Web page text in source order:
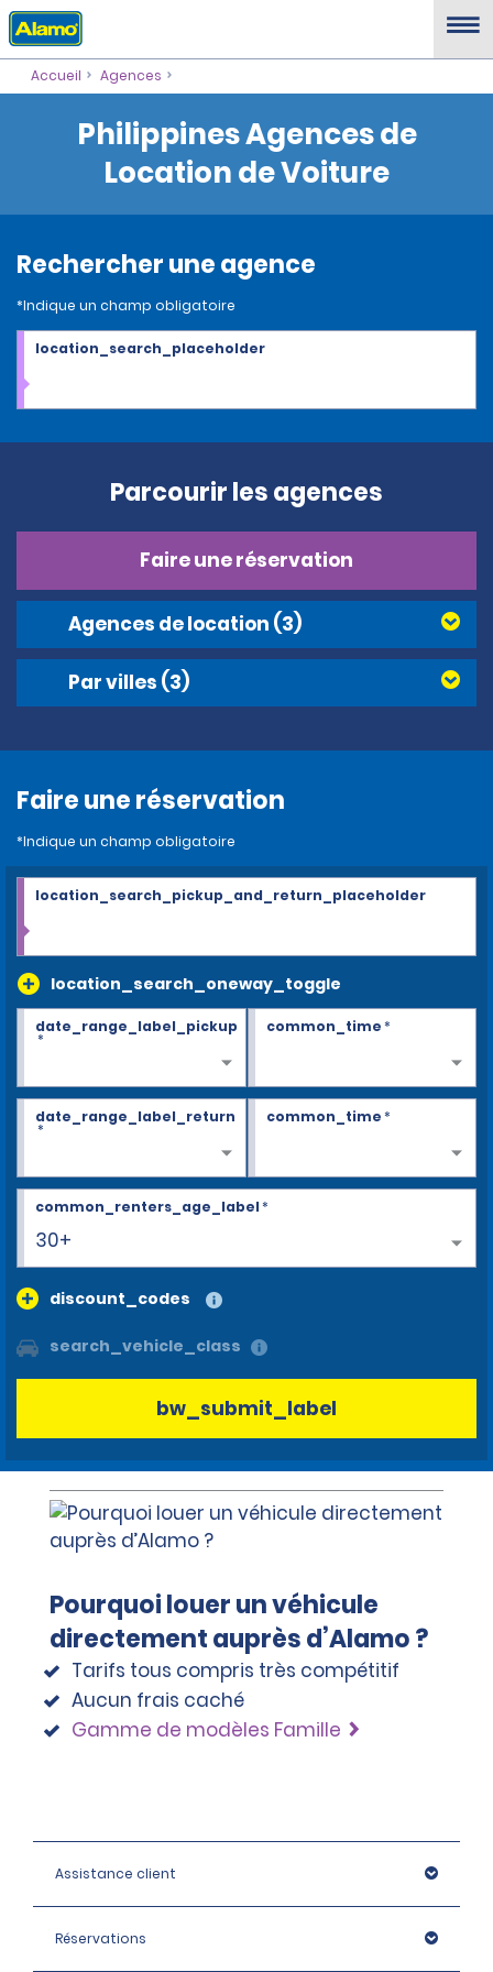
Accueil Agences
Philippines Agences de
Location de Voiture
Rechercher une agence
*Indique un champ obligatoire
location_search_placeholder
Parcourir les agences
Faire une réservation
Agences de location (3)
Par villes (3)
Faire une réservation
*Indique un champ obligatoire
location_search_oneway_toggle
location_search_pickup_and_return_placeholder
date_range_label_pickup
*
common_time*
date_range_label_return
*
common_time*
30+
common_renters_age_label*
discount_codes
search_vehicle_class
bw_submit_label
Pourquoi louer un véhicule
directement auprès d’Alamo ?
Tarifs tous compris très compétitif
Aucun frais caché
Gamme de modèles Famille
Assistance client
Réservations